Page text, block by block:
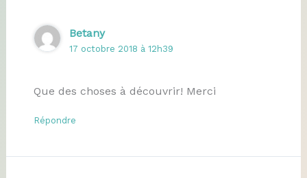
Betany
17 octobre 2018 à 12h39
Que des choses à découvrir! Merci
Répondre